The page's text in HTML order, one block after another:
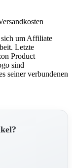
sich um Affiliate
Letzte
Product
sind
seiner verbundenen